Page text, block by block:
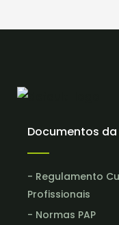
Documentos
- Regulamento
Profissionais
- Normas PAP